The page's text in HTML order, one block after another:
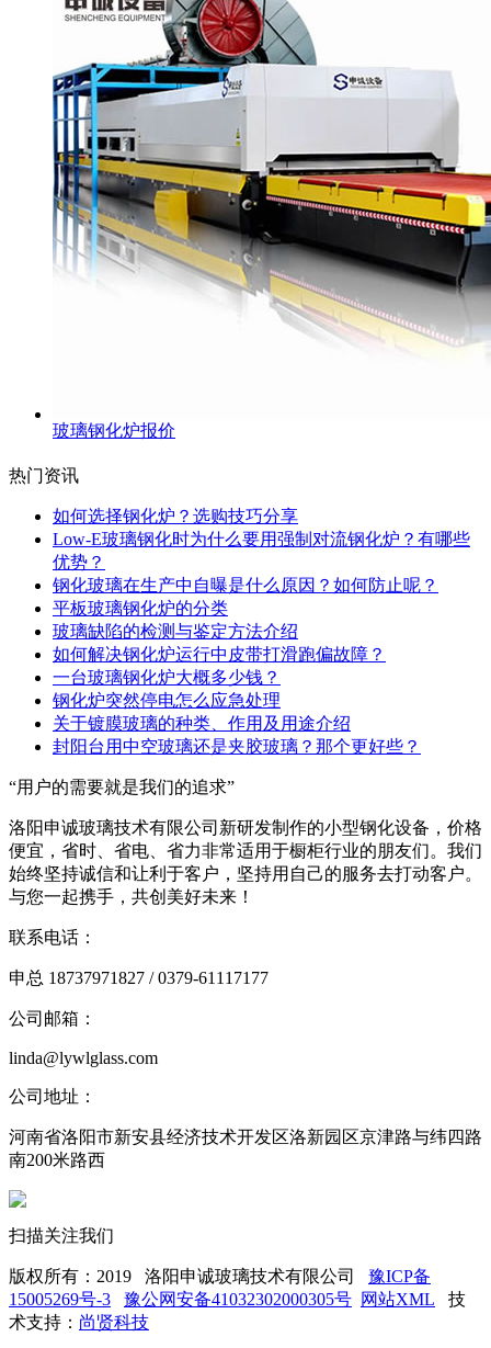
玻璃钢化炉报价
热门资讯
如何选择钢化炉？选购技巧分享
Low-E玻璃钢化时为什么要用强制对流钢化炉？有哪些
优势？
钢化玻璃在生产中自曝是什么原因？如何防止呢？
平板玻璃钢化炉的分类
玻璃缺陷的检测与鉴定方法介绍
如何解决钢化炉运行中皮带打滑跑偏故障？
一台玻璃钢化炉大概多少钱？
钢化炉突然停电怎么应急处理
关于镀膜玻璃的种类、作用及用途介绍
封阳台用中空玻璃还是夹胶玻璃？那个更好些？
“用户的需要就是我们的追求”
洛阳申诚玻璃技术有限公司新研发制作的小型钢化设备，价格
便宜，省时、省电、省力非常适用于橱柜行业的朋友们。我们
始终坚持诚信和让利于客户，坚持用自己的服务去打动客户。
与您一起携手，共创美好未来！
联系电话：
申总 18737971827 / 0379-61117177
公司邮箱：
linda@lywlglass.com
公司地址：
河南省洛阳市新安县经济技术开发区洛新园区京津路与纬四路
南200米路西
扫描关注我们
版权所有：2019 洛阳申诚玻璃技术有限公司 豫ICP备
15005269号-3
豫公网安备41032302000305号 网站XML 技
术支持： 尚贤科技